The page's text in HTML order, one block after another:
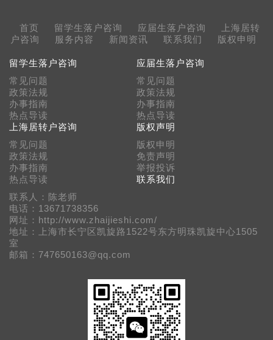
首页 留学生落户咨询 应届生落户咨询
上海居转
户咨询
服务内容 新闻资讯 联系我们 版权申明
留学生落户咨询
常见问题
政策法规
办事指南
热点导读
应届生落户咨询
常见问题
政策法规
办事指南
热点导读
上海居转户咨询
常见问题
政策法规
办事指南
热点导读
版权声明
版权申明
免责声明
举报投诉
联系我们
联系人：陈老师
电话：13671738356
网址：http://www.zhaijieshi.com/
地址：上海市长宁区凯旋路1522号东方明珠凯旋中心1505
室
邮箱：747650163@qq.com